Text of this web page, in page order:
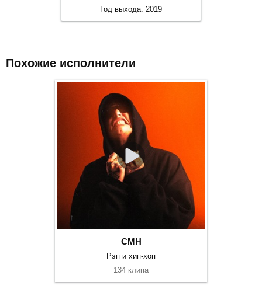
Год выхода: 2019
Похожие исполнители
CMH
Рэп и хип-хоп
134 клипа